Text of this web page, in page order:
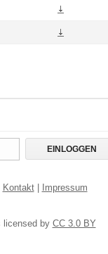
Kontakt| Impressum
licensed by CC 3.0 BY